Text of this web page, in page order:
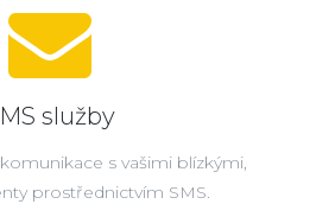
služby
s vašimi blízkými,
prostřednictvím SMS.